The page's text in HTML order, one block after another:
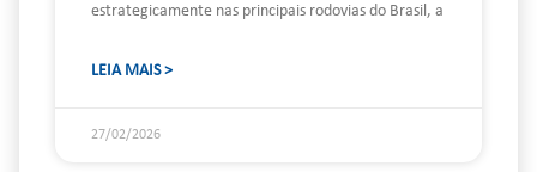
estrategicamente nas principais rodovias do Brasil, a
LEIA MAIS >
27/02/2026